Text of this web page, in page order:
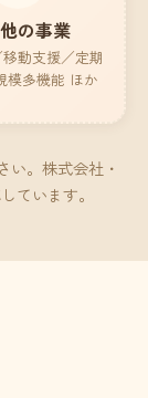
の事業
動支援／定期
模多機能 ほか
い。株式会社・
ています。